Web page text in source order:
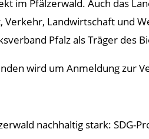
im Pfälzerwald. Auch das
Landwirtschaft und
Pfalz als Träger des
wird um Anmeldung zur
nachhaltig stark: SDG-